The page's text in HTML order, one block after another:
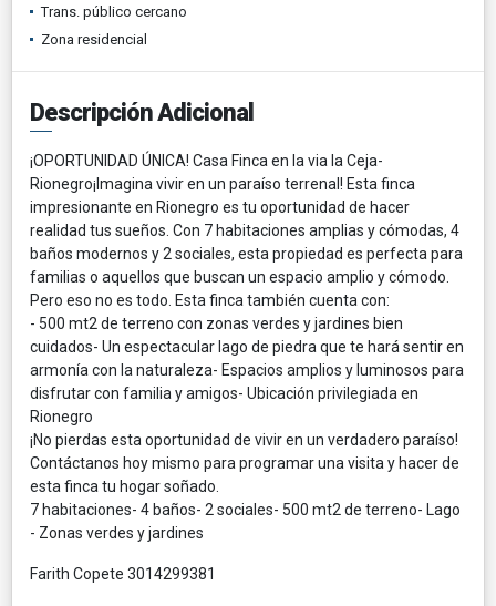
Trans. público cercano
Zona residencial
Descripción Adicional
¡OPORTUNIDAD ÚNICA! Casa Finca en la via la Ceja-
Rionegro¡Imagina vivir en un paraíso terrenal! Esta finca
impresionante en Rionegro es tu oportunidad de hacer
realidad tus sueños. Con 7 habitaciones amplias y cómodas, 4
baños modernos y 2 sociales, esta propiedad es perfecta para
familias o aquellos que buscan un espacio amplio y cómodo.
Pero eso no es todo. Esta finca también cuenta con:
- 500 mt2 de terreno con zonas verdes y jardines bien
cuidados- Un espectacular lago de piedra que te hará sentir en
armonía con la naturaleza- Espacios amplios y luminosos para
disfrutar con familia y amigos- Ubicación privilegiada en
Rionegro
¡No pierdas esta oportunidad de vivir en un verdadero paraíso!
Contáctanos hoy mismo para programar una visita y hacer de
esta finca tu hogar soñado.
7 habitaciones- 4 baños- 2 sociales- 500 mt2 de terreno- Lago
- Zonas verdes y jardines
Farith Copete 3014299381